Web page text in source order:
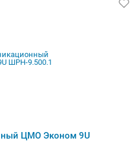
ЦМО Эконом 9U